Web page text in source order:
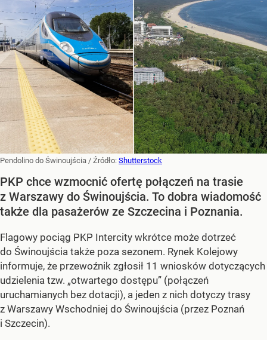
Pendolino do Świnoujścia / Źródło: Shutterstock
PKP chce wzmocnić ofertę połączeń na trasie
z Warszawy do Świnoujścia. To dobra wiadomość
także dla pasażerów ze Szczecina i Poznania.
Flagowy pociąg PKP Intercity wkrótce może dotrzeć
do Świnoujścia także poza sezonem. Rynek Kolejowy
informuje, że przewoźnik zgłosił 11 wniosków dotyczących
udzielenia tzw. „otwartego dostępu” (połączeń
uruchamianych bez dotacji), a jeden z nich dotyczy trasy
z Warszawy Wschodniej do Świnoujścia (przez Poznań
i Szczecin).